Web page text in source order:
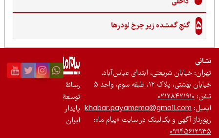
گنجِ گمشده زیر چرخ لودرها
خیابان شریعتی، ابتدای عباس‌آباد،
بهشتی، پلاک ۱۲، طبقه سوم، واحد ۵
۰۲۱۲۸۴۲۱۹۱۰
khabar.payamema@gmail.com
آگهی و بک‌لینک در سایت «پیام ما»:
رسانۀ
توسعۀ
پایدار
ایران